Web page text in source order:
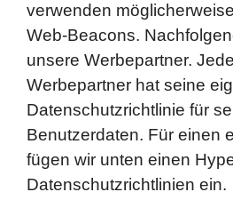
verwenden
Web-Beacons.
unsere Werbepartner.
Werbepartner hat seine
Datenschutzrichtlinie für
Benutzerdaten. Für einen
fügen wir unten einen
Datenschutzrichtlinien ein.